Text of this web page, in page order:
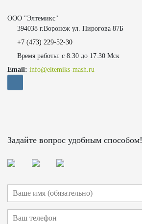
ООО "Элтемикс"
394038 г.Воронеж ул. Пирогова 87Б
+7 (473) 229-52-30
Время работы: с 8.30 до 17.30 Мск
Email: info@eltemiks-mash.ru
Задайте вопрос удобным способом!